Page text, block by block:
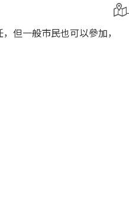
但一般市民也可以參加，